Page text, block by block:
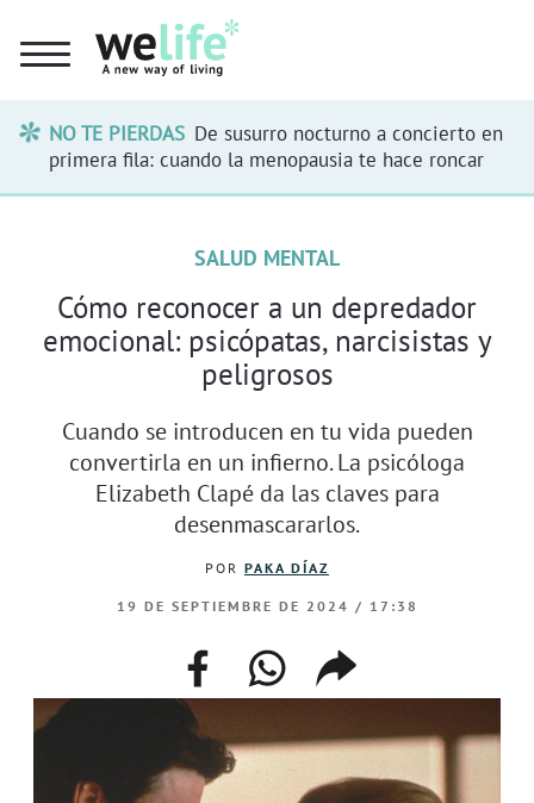
NO TE PIERDAS De susurro nocturno a concierto en
primera fila: cuando la menopausia te hace roncar
SALUD MENTAL
Cómo reconocer a un depredador
emocional: psicópatas, narcisistas y
peligrosos
Cuando se introducen en tu vida pueden
convertirla en un infierno. La psicóloga
Elizabeth Clapé da las claves para
desenmascararlos.
POR PAKA DÍAZ
19 DE SEPTIEMBRE DE 2024 / 17:38
facebookwhatsappcompartir
enlace